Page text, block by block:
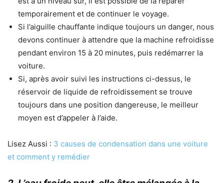
temporairement et de continuer le voyage.
Si l’aiguille chauffante indique toujours un danger, nous
devons continuer à attendre que la machine refroidisse
pendant environ 15 à 20 minutes, puis redémarrer la
voiture.
Si, après avoir suivi les instructions ci-dessus, le
réservoir de liquide de refroidissement se trouve
toujours dans une position dangereuse, le meilleur
moyen est d’appeler à l’aide.
Lisez Aussi : 3 causes de condensation dans une voiture
et comment y remédier